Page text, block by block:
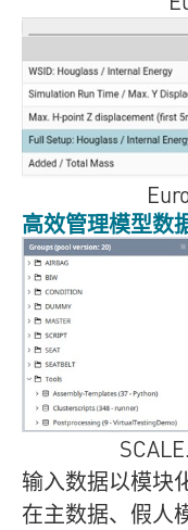
高效管理模型数
输入数据以模块
在主数据、假人